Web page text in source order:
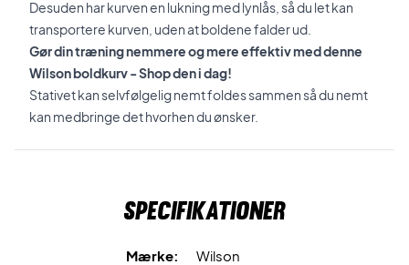
Desuden har kurven en lukning med lynlås, så du let kan
transportere kurven, uden at boldene falder ud.
Gør din træning nemmere og mere effektiv med denne
Wilson boldkurv - Shop den i dag!
Stativet kan selvfølgelig nemt foldes sammen så du nemt
kan medbringe det hvorhen du ønsker.
Specifikationer
Mærke: Wilson